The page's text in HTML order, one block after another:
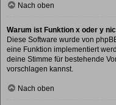
Nach oben
Warum ist Funktion x oder y
Diese Software wurde von
eine Funktion implementiert
deine Stimme für bestehende
vorschlagen kannst.
Nach oben